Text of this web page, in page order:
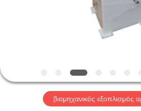
ΜΑΣ
ΕΛΆΤΕ
βιομηχανικός εξοπλισμός